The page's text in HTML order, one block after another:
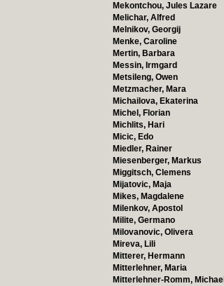
Mekontchou, Jules Lazare
Melichar, Alfred
Melnikov, Georgij
Menke, Caroline
Mertin, Barbara
Messin, Irmgard
Metsileng, Owen
Metzmacher, Mara
Michailova, Ekaterina
Michel, Florian
Michlits, Hari
Micic, Edo
Miedler, Rainer
Miesenberger, Markus
Miggitsch, Clemens
Mijatovic, Maja
Mikes, Magdalene
Milenkov, Apostol
Milite, Germano
Milovanovic, Olivera
Mireva, Lili
Mitterer, Hermann
Mitterlehner, Maria
Mitterlehner-Romm, Michael